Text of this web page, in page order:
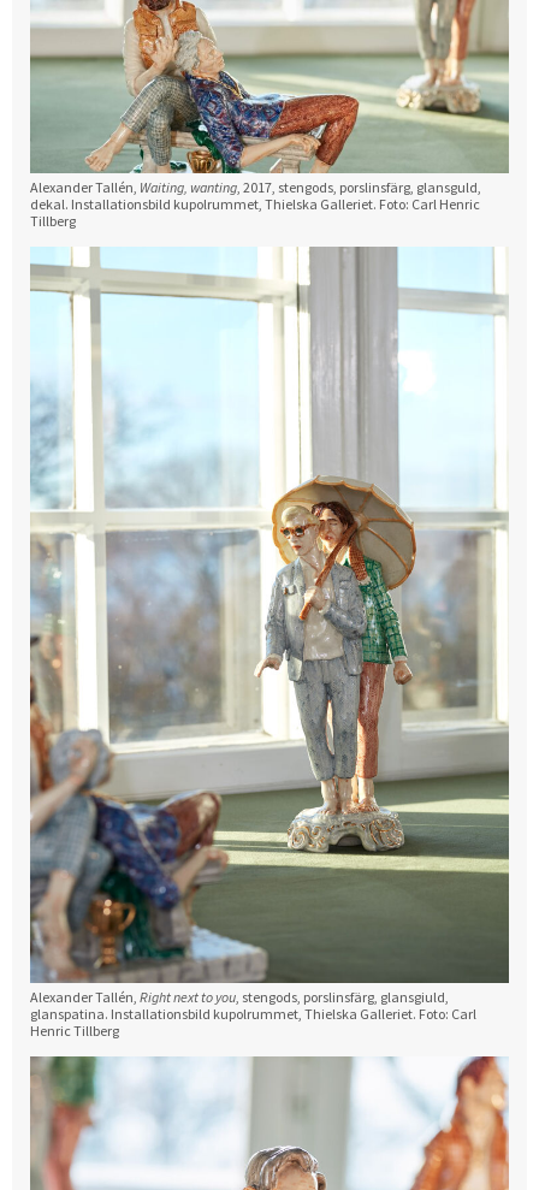
Alexander Tallén, Waiting, wanting, 2017, stengods, porslinsfärg, glansguld,
dekal. Installationsbild kupolrummet, Thielska Galleriet. Foto: Carl Henric
Tillberg
Alexander Tallén, Right next to you, stengods, porslinsfärg, glansgiuld,
glanspatina. Installationsbild kupolrummet, Thielska Galleriet. Foto: Carl
Henric Tillberg